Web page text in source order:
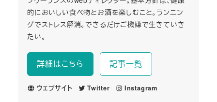
的においしい食べ物とお酒を楽しむこと。ランニン
グでストレス解消。できるだけご機嫌で生きていき
たい。
詳細はこちら 記事一覧
ウェブサイト Twitter Instagram